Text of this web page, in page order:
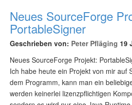
Neues SourceForge
PortableSigner
Geschrieben von: Peter Pfläging 19
Neues SourceForge Projekt:
Ich habe heute ein Projekt von mir auf
dem Programm, kann man ein
werden keinerlei lizenzpflichtigen